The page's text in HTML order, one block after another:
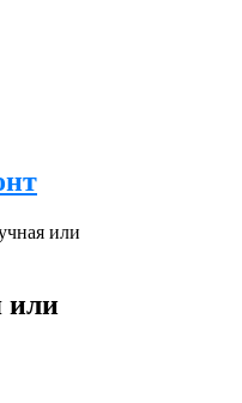
или
или